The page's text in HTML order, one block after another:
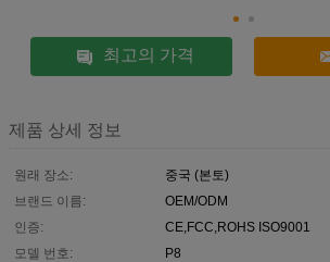
최고의 가격
제품 상세 정보
원래 장소:
중국 (본토)
브랜드 이름:
OEM/ODM
인증:
CE,FCC,ROHS ISO9001
모델 번호:
P8